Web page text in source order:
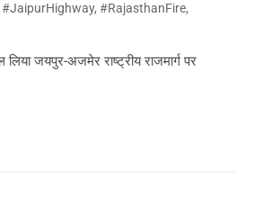
#JaipurHighway,#RajasthanFire,
जयपुर-अजमेर राष्ट्रीय राजमार्ग पर